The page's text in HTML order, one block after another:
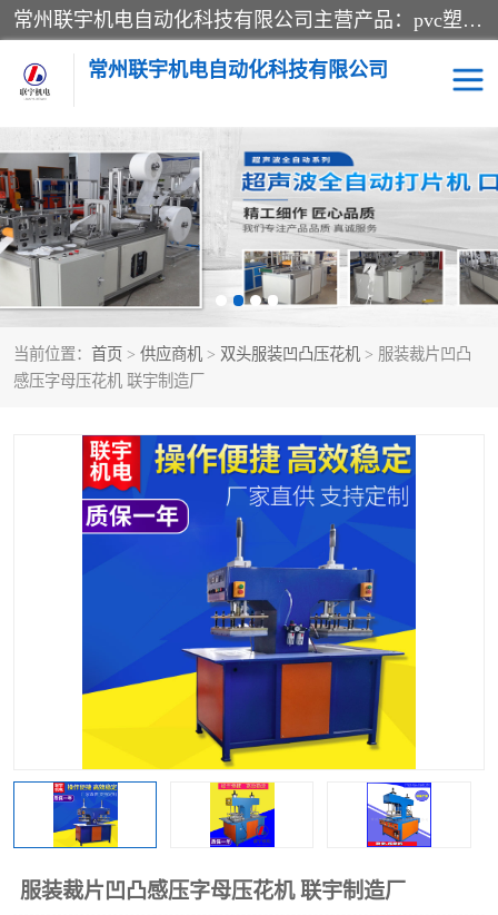
常州联宇机电自动化科技有限公司主营产品：pvc塑料焊机、高频热合机、软膜天花压边机、服装布料凹凸压花机、布料3d压印设备、服装植胶设备、超声波布料花边机、无纺布热合机、全自动压花机。
常州联宇机电自动化科技有限公司
当前位置： 首页 > 供应商机 > 双头服装凹凸压花机 > 服装裁片凹凸
感压字母压花机 联宇制造厂
服装裁片凹凸感压字母压花机 联宇制造厂
压花定型机以及压花模具 超声波热合机
高频热合机 超声波花边机
超声波复合压花机 凹凸压花机压标机
3040凹凸压花机 双头服装凹凸压花机
高频压花压标机 自动超声波打片成型机
泡壳包装封口机 海绵产品成型机